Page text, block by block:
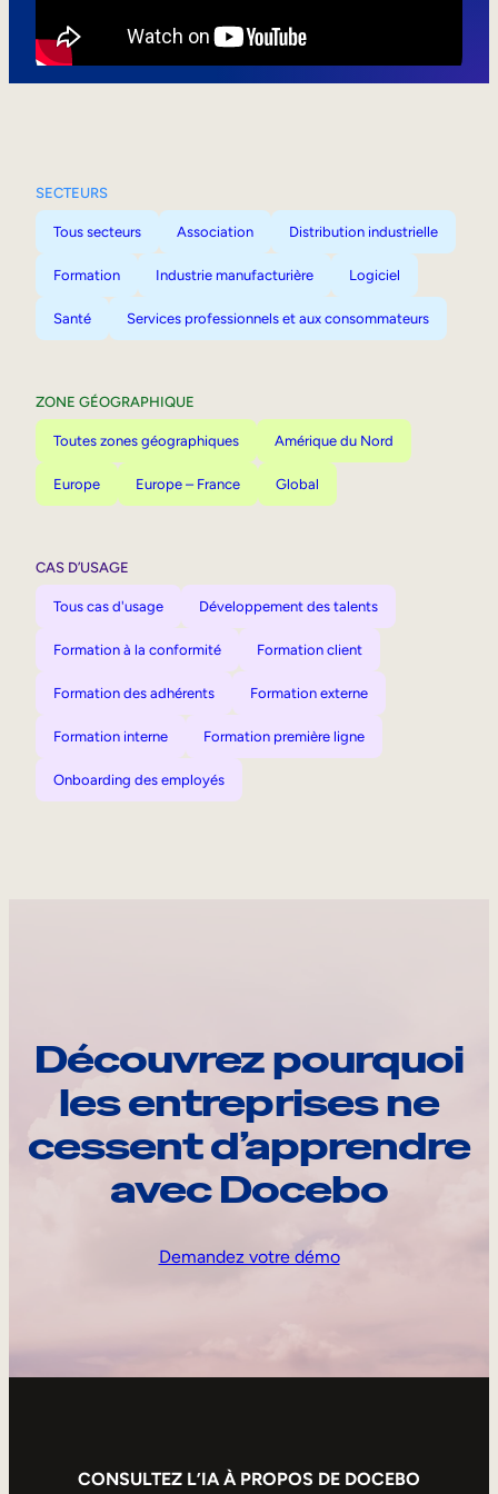
SECTEURS
Tous secteurs Association Distribution industrielle
Formation Industrie manufacturière Logiciel
Santé Services professionnels et aux consommateurs
ZONE GÉOGRAPHIQUE
Toutes zones géographiques Amérique du Nord
Europe Europe – France Global
CAS D’USAGE
Tous cas d'usage Développement des talents
Formation à la conformité Formation client
Formation des adhérents Formation externe
Formation interne Formation première ligne
Onboarding des employés
Découvrez pourquoi
les entreprises ne
cessent d’apprendre
avec Docebo
Demandez votre démo
CONSULTEZ L’IA À PROPOS DE DOCEBO